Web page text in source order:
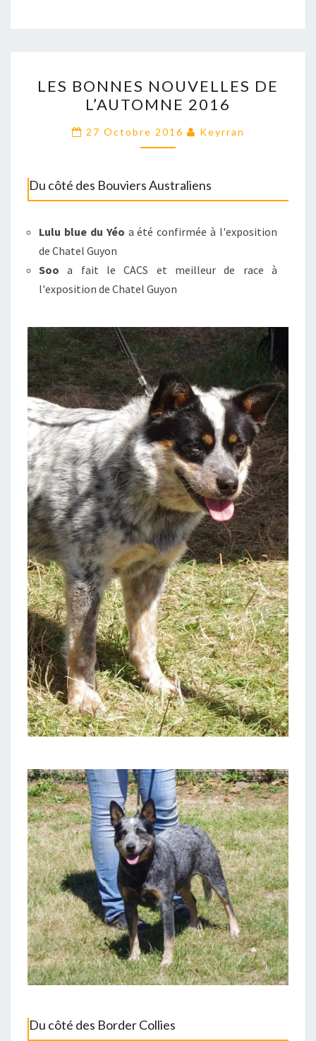
BONNES
NOUVELLES
DE
L’AUTOMNE
LES BONNES NOUVELLES DE
L’AUTOMNE 2016
27 Octobre 2016 Keyrran
Du côté des Bouviers Australiens
Lulu blue du Yéo a été confirmée à l'exposition
de Chatel Guyon
Soo a fait le CACS et meilleur de race à
l'exposition de Chatel Guyon
Du côté des Border Collies